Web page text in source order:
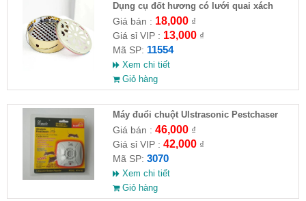
Dụng cụ đốt hương có lưới quai xách
chống côn trùng
Giá bán : 18,000₫
Giá sỉ VIP : 13,000₫
Mã SP: 11554
Xem chi tiết
Giỏ hàng
Máy đuổi chuột Ulstrasonic Pestchaser
Giá bán : 46,000₫
Giá sỉ VIP : 42,000₫
Mã SP: 3070
Xem chi tiết
Giỏ hàng